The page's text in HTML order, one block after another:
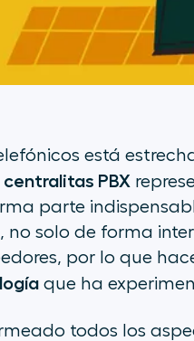
está
centralitas PBX
parte
no solo de forma
por lo que
que ha
todos los